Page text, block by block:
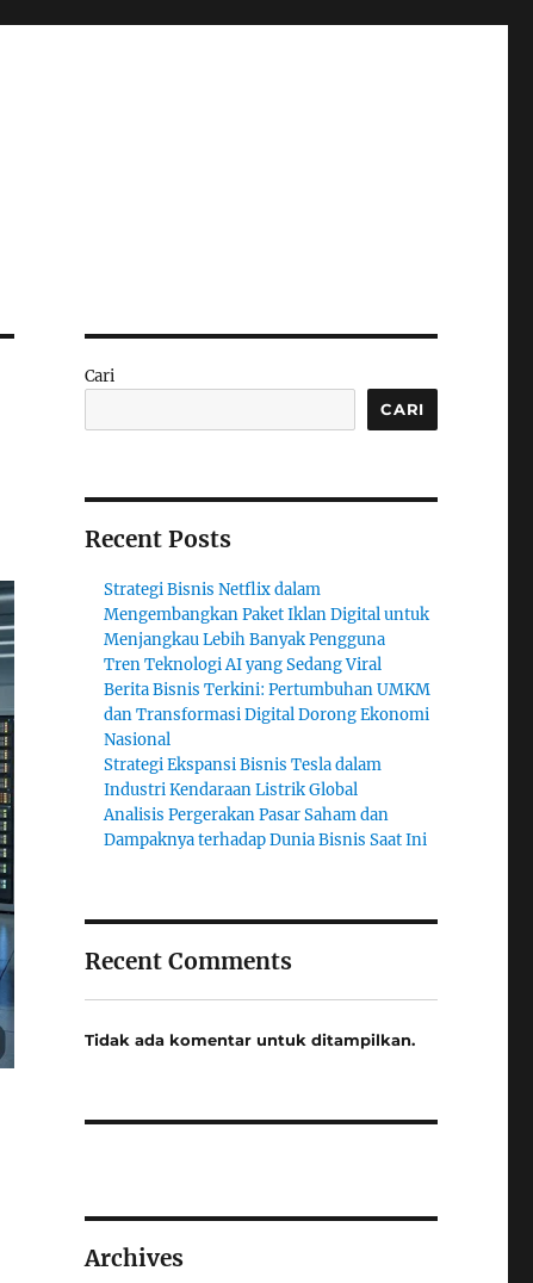
Cari
CARI
Recent Posts
Strategi Bisnis Netflix dalam
Mengembangkan Paket Iklan Digital untuk
Menjangkau Lebih Banyak Pengguna
Tren Teknologi AI yang Sedang Viral
Berita Bisnis Terkini: Pertumbuhan UMKM
dan Transformasi Digital Dorong Ekonomi
Nasional
Strategi Ekspansi Bisnis Tesla dalam
Industri Kendaraan Listrik Global
Analisis Pergerakan Pasar Saham dan
Dampaknya terhadap Dunia Bisnis Saat Ini
Recent Comments
Tidak ada komentar untuk ditampilkan.
Archives